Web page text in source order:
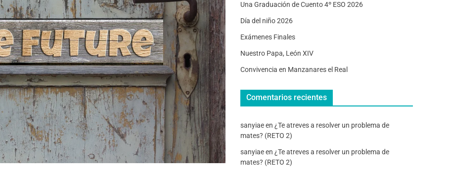
Una Graduación de Cuento 4º ESO 2026
Día del niño 2026
Exámenes Finales
Nuestro Papa, León XIV
Convivencia en Manzanares el Real
Comentarios recientes
sanyiaeen ¿Te atreves a resolver un problema de
mates? (RETO 2)
sanyiaeen ¿Te atreves a resolver un problema de
mates? (RETO 2)